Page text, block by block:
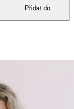
Přidat do